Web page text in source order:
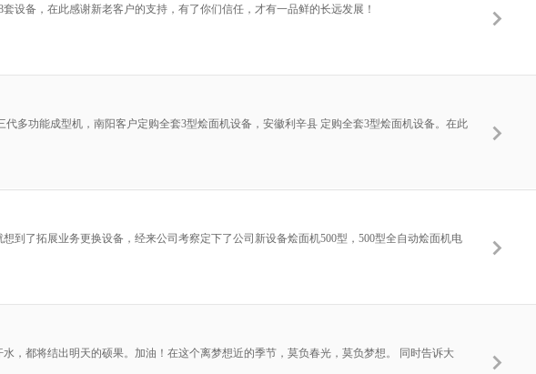
设备，在此感谢新老客户的支持，有了你们信任，才有一品鲜的长远发展！
多功能成型机，南阳客户定购全套3型烩面机设备，安徽利辛县 定购全套3型烩面机设备。在此
了拓展业务更换设备，经来公司考察定下了公司新设备烩面机500型，500型全自动烩面机电
，都将结出明天的硕果。加油！在这个离梦想近的季节，莫负春光，莫负梦想。 同时告诉大